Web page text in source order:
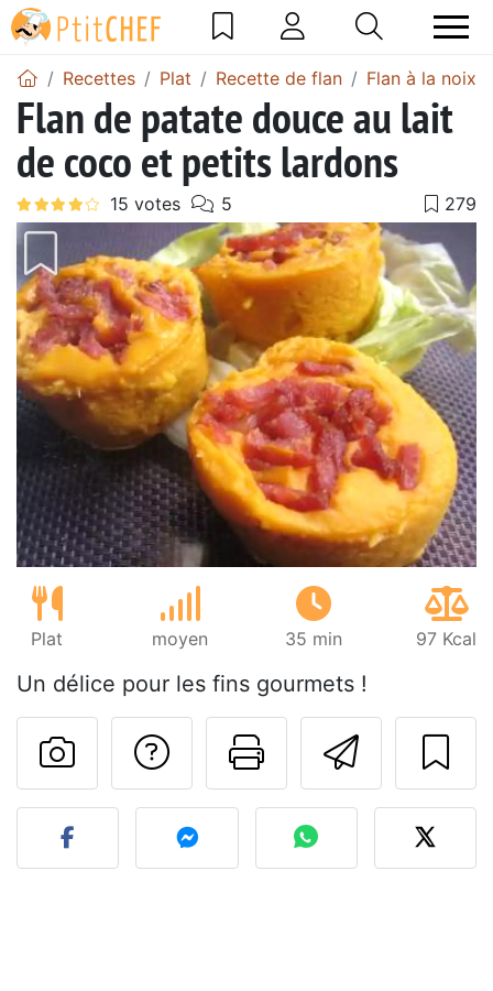
Recettes Plat Recette de flan Flan à la noix
Flan de patate douce au lait
de coco et petits lardons
Plat moyen 35 min 97 Kcal
Un délice pour les fins gourmets !
Imprimer
Poser une
Publier votre photo de